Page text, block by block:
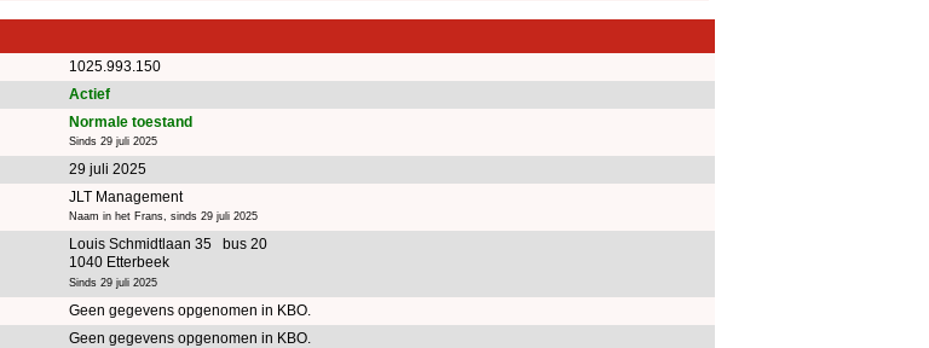
1025.993.150
Actief
Normale toestand
Sinds 29 juli 2025
29 juli 2025
JLT Management
Naam in het Frans, sinds 29 juli 2025
Louis Schmidtlaan 35 bus 20
1040 Etterbeek
Sinds 29 juli 2025
Geen gegevens opgenomen in KBO.
Geen gegevens opgenomen in KBO.